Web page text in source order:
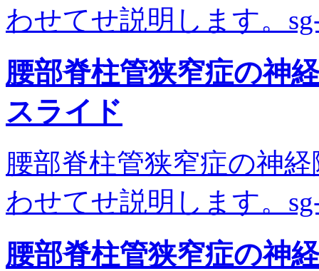
わせてせ説明します。
腰部脊柱管狭窄症の神
スライド
腰部脊柱管狭窄症の神
わせてせ説明します。
腰部脊柱管狭窄症の神